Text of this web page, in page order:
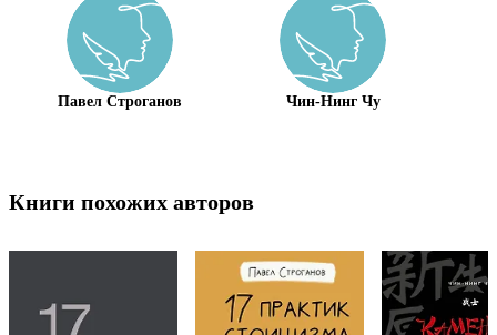
Павел Строганов Чин-Нинг Чу
Книги похожих авторов